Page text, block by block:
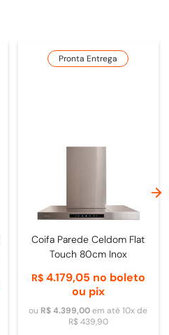
Pronta Entrega
Coifa Parede Celdom Flat
Touch 80cm Inox
R$ 4.179,05 no boleto
ou pix
ou R$ 4.399,00em até10x de
R$ 439,90